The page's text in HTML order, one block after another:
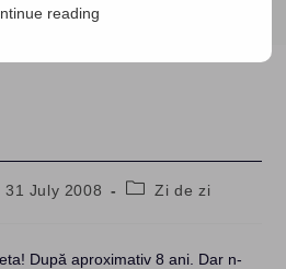
31 July 2008
PostZi de zi
După aproximativ 8 ani. Dar n-
reading